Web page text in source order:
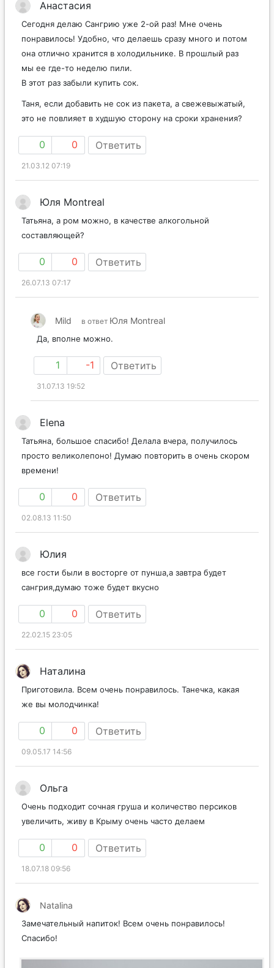
Анастасия
Сегодня делаю Сангрию уже 2-ой раз! Мне очень
понравилось! Удобно, что делаешь сразу много и потом
она отлично хранится в холодильнике. В прошлый раз
мы ее где-то неделю пили.
В этот раз забыли купить сок.
Таня, если добавить не сок из пакета, а свежевыжатый,
это не повлияет в худшую сторону на сроки хранения?
0 0 Ответить
21.03.12 07:19
Юля Montreal
Татьяна, а ром можно, в качестве алкогольной
составляющей?
0 0 Ответить
26.07.13 07:17
Mild в ответ Юля Montreal
Да, вполне можно.
1 -1 Ответить
31.07.13 19:52
Elena
Татьяна, большое спасибо! Делала вчера, получилось
просто великолепоно! Думаю повторить в очень скором
времени!
0 0 Ответить
02.08.13 11:50
Юлия
все гости были в восторге от пунша,а завтра будет
сангрия,думаю тоже будет вкусно
0 0 Ответить
22.02.15 23:05
Наталина
Приготовила. Всем очень понравилось. Танечка, какая
же вы молодчинка!
0 0 Ответить
09.05.17 14:56
Ольга
Очень подходит сочная груша и количество персиков
увеличить, живу в Крыму очень часто делаем
0 0 Ответить
18.07.18 09:56
Natalina
Замечательный напиток! Всем очень понравилось!
Спасибо!